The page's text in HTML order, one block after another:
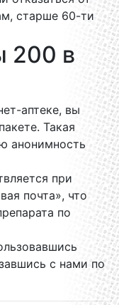
старше 60-ти
200 в
аптеке, вы
Такая
анонимность
при
почта», что
по
с нами по